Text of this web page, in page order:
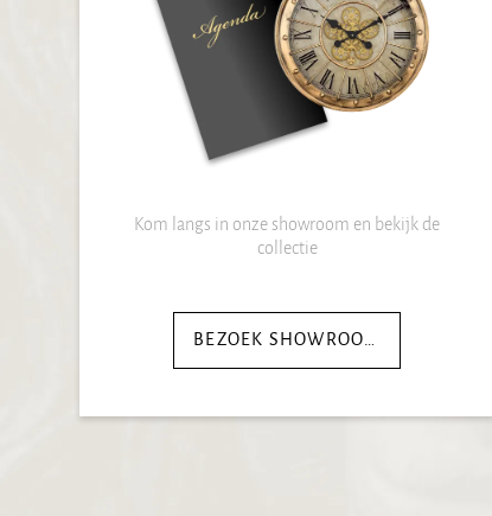
Kom langs in onze showroom en bekijk de
collectie
BEZOEK SHOWROOM